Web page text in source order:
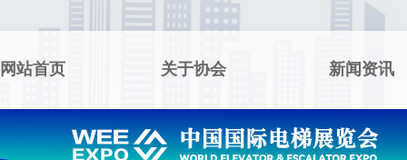
网站首页 关于协会 新闻资讯